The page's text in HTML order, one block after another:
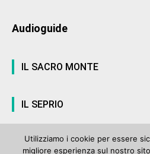
Audioguide
IL SACRO MONTE
IL SEPRIO
Utilizziamo i cookie per essere
migliore esperienza sul nostro